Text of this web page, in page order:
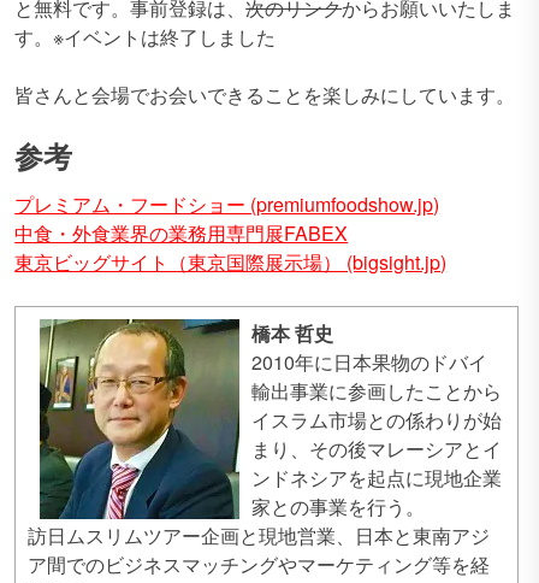
と無料です。事前登録は、次のリンクからお願いいたしま
す。※イベントは終了しました
皆さんと会場でお会いできることを楽しみにしています。
参考
プレミアム・フードショー (premiumfoodshow.jp)
中食・外食業界の業務用専門展FABEX
東京ビッグサイト（東京国際展示場） (bigsight.jp)
橋本 哲史
2010年に日本果物のドバイ
輸出事業に参画したことから
イスラム市場との係わりが始
まり、その後マレーシアとイ
ンドネシアを起点に現地企業
家との事業を行う。
訪日ムスリムツアー企画と現地営業、日本と東南アジ
ア間でのビジネスマッチングやマーケティング等を経